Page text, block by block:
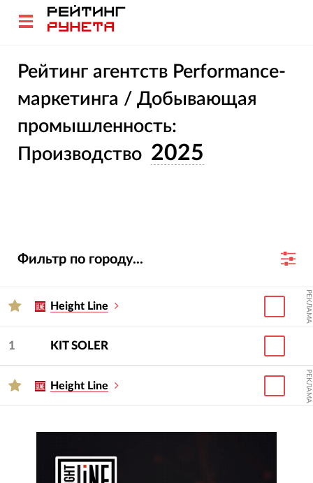
Рейтинг агентств Performance-
маркетинга / Добывающая
промышленность:
Производство 2025
Фильтр по городу...
Height Line РЕКЛАМА
1 KIT SOLER
Height Line РЕКЛАМА